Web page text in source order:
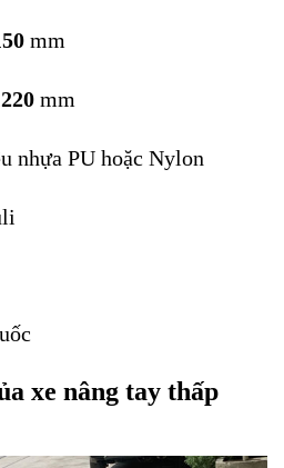
mm
mm
nhựa PU hoặc Nylon
xe nâng tay thấp